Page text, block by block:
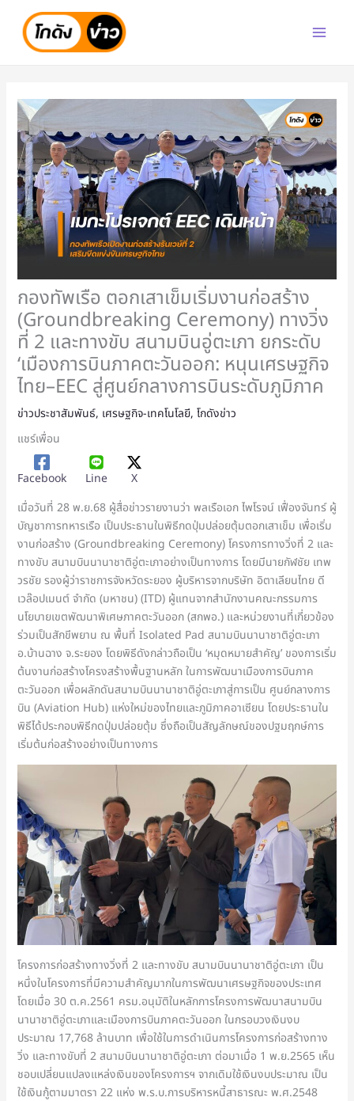
content
กองทัพเรือ ตอกเสาเข็มเริ่มงานก่อสร้าง
(Groundbreaking Ceremony) ทางวิ่ง
ที่ 2 และทางขับ สนามบินอู่ตะเภา ยกระดับ
‘เมืองการบินภาคตะวันออก: หนุนเศรษฐกิจ
ไทย–EEC สู่ศูนย์กลางการบินระดับภูมิภาค
ข่าวประชาสัมพันธ์, เศรษฐกิจ-เทคโนโลยี, โกดังข่าว
แชร์เพื่อน
Facebook Line
X
เมื่อวันที่ 28 พ.ย.68 ผู้สื่อข่าวรายงานว่า พลเรือเอก ไพโรจน์ เฟื่องจันทร์ ผู้
บัญชาการทหารเรือ เป็นประธานในพิธีกดปุ่มปล่อยตุ้มตอกเสาเข็ม เพื่อเริ่ม
งานก่อสร้าง (Groundbreaking Ceremony) โครงการทางวิ่งที่ 2 และ
ทางขับ สนามบินนานาชาติอู่ตะเภาอย่างเป็นทางการ โดยมีนายกัฬชัย เทพ
วรชัย รองผู้ว่าราชการจังหวัดระยอง ผู้บริหารจากบริษัท อิตาเลียนไทย ดี
เวล๊อปเมนต์ จำกัด (มหาชน) (ITD) ผู้แทนจากสำนักงานคณะกรรมการ
นโยบายเขตพัฒนาพิเศษภาคตะวันออก (สกพอ.) และหน่วยงานที่เกี่ยวข้อง
ร่วมเป็นสักขีพยาน ณ พื้นที่ Isolated Pad สนามบินนานาชาติอู่ตะเภา
อ.บ้านฉาง จ.ระยอง โดยพิธีดังกล่าวถือเป็น ‘หมุดหมายสำคัญ’ ของการเริ่ม
ต้นงานก่อสร้างโครงสร้างพื้นฐานหลัก ในการพัฒนาเมืองการบินภาค
ตะวันออก เพื่อผลักดันสนามบินนานาชาติอู่ตะเภาสู่การเป็น ศูนย์กลางการ
บิน (Aviation Hub) แห่งใหม่ของไทยและภูมิภาคอาเซียน โดยประธานใน
พิธีได้ประกอบพิธีกดปุ่มปล่อยตุ้ม ซึ่งถือเป็นสัญลักษณ์ของปฐมฤกษ์การ
เริ่มต้นก่อสร้างอย่างเป็นทางการ
โครงการก่อสร้างทางวิ่งที่ 2 และทางขับ สนามบินนานาชาติอู่ตะเภา เป็น
หนึ่งในโครงการที่มีความสำคัญมากในการพัฒนาเศรษฐกิจของประเทศ
โดยเมื่อ 30 ต.ค.2561 ครม.อนุมัติในหลักการโครงการพัฒนาสนามบิน
นานาชาติอู่ตะเภาและเมืองการบินภาคตะวันออก ในกรอบวงเงินงบ
ประมาณ 17,768 ล้านบาท เพื่อใช้ในการดำเนินการโครงการก่อสร้างทาง
วิ่ง และทางขับที่ 2 สนามบินนานาชาติอู่ตะเภา ต่อมาเมื่อ 1 พ.ย.2565 เห็น
ชอบเปลี่ยนแปลงแหล่งเงินของโครงการฯ จากเดิมใช้เงินงบประมาณ เป็น
ใช้เงินกู้ตามมาตรา 22 แห่ง พ.ร.บ.การบริหารหนี้สาธารณะ พ.ศ.2548